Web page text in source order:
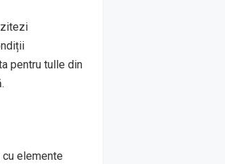
pentru tulle din
elemente